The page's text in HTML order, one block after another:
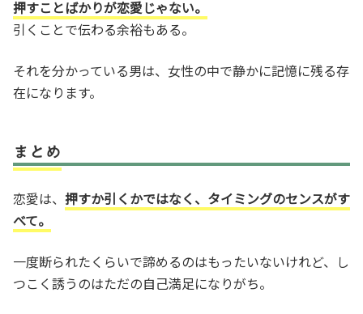
押すことばかりが恋愛じゃない。
引くことで伝わる余裕もある。
それを分かっている男は、女性の中で静かに記憶に残る存
在になります。
まとめ
恋愛は、 押すか引くかではなく、タイミングのセンスがす
べて。
一度断られたくらいで諦めるのはもったいないけれど、し
つこく誘うのはただの自己満足になりがち。